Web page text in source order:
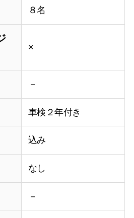
８名
×
－
車検２年付き
込み
なし
－